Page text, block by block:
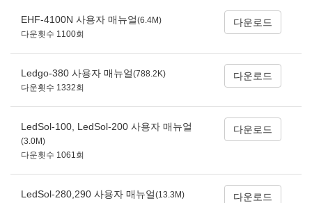
EHF-4100N 사용자 매뉴얼(6.4M)
다운횟수 1100회
다운로드
Ledgo-380 사용자 매뉴얼(788.2K)
다운횟수 1332회
다운로드
LedSol-100, LedSol-200 사용자 매뉴얼
(3.0M)
다운횟수 1061회
다운로드
LedSol-280,290 사용자 매뉴얼(13.3M)
다운로드